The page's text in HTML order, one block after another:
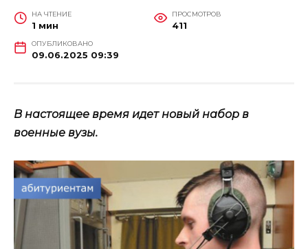
НА ЧТЕНИЕ
1 мин
ПРОСМОТРОВ
411
ОПУБЛИКОВАНО
09.06.2025 09:39
В настоящее время идет новый набор в
военные вузы.